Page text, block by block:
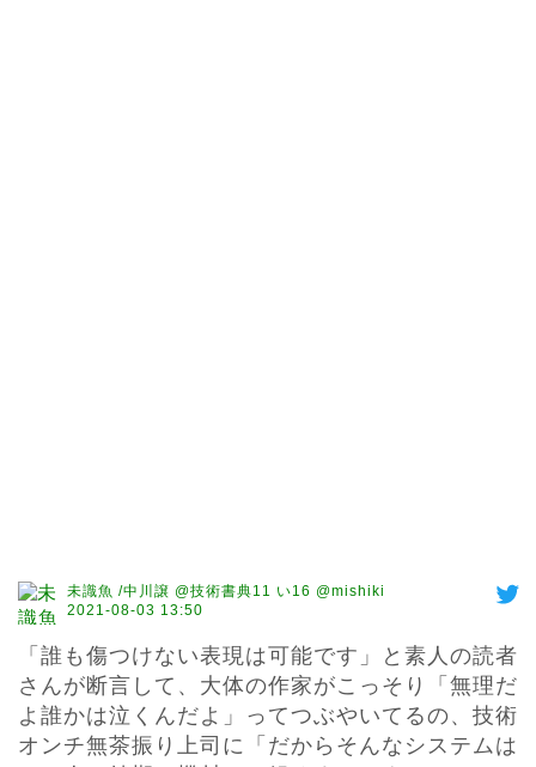
未識魚 /中川譲 @技術書典11 い16 @mishiki
2021-08-03 13:50
「誰も傷つけない表現は可能です」と素人の読者
さんが断言して、大体の作家がこっそり「無理だ
よ誰かは泣くんだよ」ってつぶやいてるの、技術
オンチ無茶振り上司に「だからそんなシステムは